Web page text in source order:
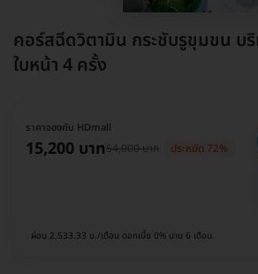
คอร์สฉีดวิตามิน กระชับรูขุมขน บ
ใบหน้า 4 ครั้ง
ราคาจองกับ HDmall
15,200 บาท54,000 บาท ประหยัด 72%
ผ่อน 2,533.33 บ./เดือน ดอกเบี้ย 0% นาน 6 เดือน